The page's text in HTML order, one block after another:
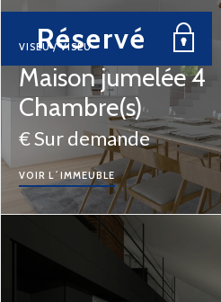
Réservé
VISEU / VISEU
Maison jumelée 4
Chambre(s)
€ Sur demande
VOIR L´IMMEUBLE